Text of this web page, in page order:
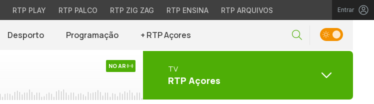
RTP PLAY RTP PALCO RTP ZIG ZAG RTP ENSINA RTP ARQUIVOS Entrar
Desporto Programação + RTP Açores
NO AR TV
RTP Açores